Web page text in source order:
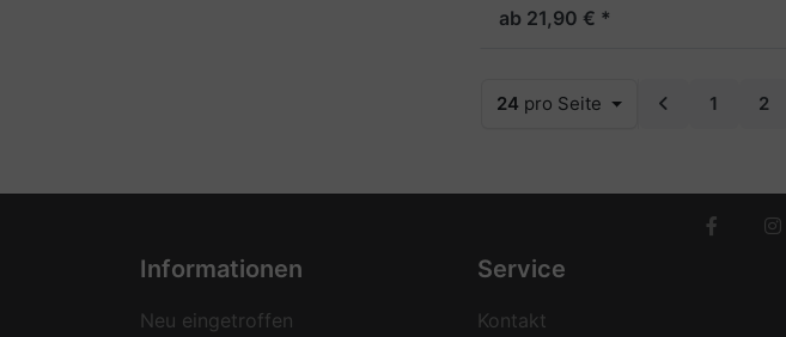
ab 21,90 € *
24 pro Seite 1 2
Informationen
Neu eingetroffen
Service
Kontakt